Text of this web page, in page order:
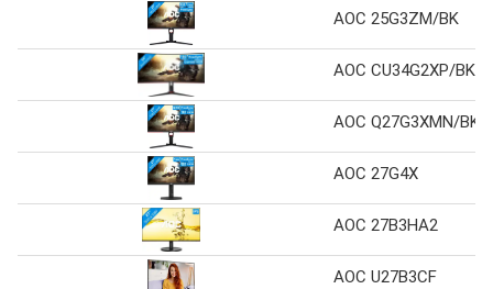
AOC 25G3ZM/BK
AOC CU34G2XP/BK
AOC Q27G3XMN/BK
AOC 27G4X
AOC 27B3HA2
AOC U27B3CF